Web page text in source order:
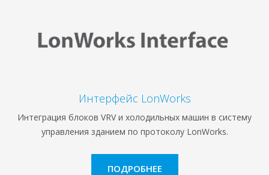
Интерфейс LonWorks
Интеграция блоков VRV и холодильных машин в систему
управления зданием по протоколу LonWorks.
ПОДРОБНЕЕ